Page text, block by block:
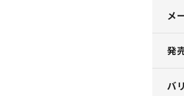
メ
発
バ